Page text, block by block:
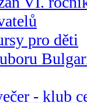
pro děti
- klub